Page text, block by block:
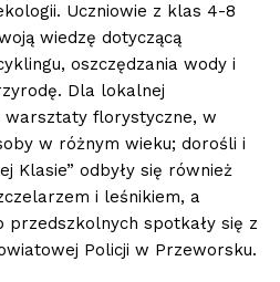
Uczniowie z klas 4-8
wiedzę dotyczącą
oszczędzania wody i
Dla lokalnej
warsztaty florystyczne, w
w różnym wieku; dorośli i
odbyły się również
i leśnikiem, a
przedszkolnych spotkały się z
Policji w Przeworsku.